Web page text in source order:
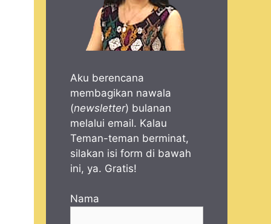
Aku berencana
membagikan nawala
(newsletter) bulanan
melalui email. Kalau
Teman-teman berminat,
silakan isi form di bawah
ini, ya. Gratis!
Nama